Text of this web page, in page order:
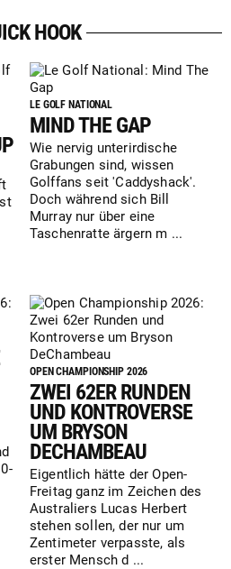
HOOK
LE GOLF NATIONAL
MIND THE GAP
Wie nervig unterirdische
Grabungen sind, wissen
Golffans seit 'Caddyshack'.
Doch während sich Bill
Murray nur über eine
Taschenratte ärgern m ...
OPEN CHAMPIONSHIP 2026
ZWEI 62ER RUNDEN
UND KONTROVERSE
UM BRYSON
DECHAMBEAU
Eigentlich hätte der Open-
Freitag ganz im Zeichen des
Australiers Lucas Herbert
stehen sollen, der nur um
Zentimeter verpasste, als
erster Mensch d ...